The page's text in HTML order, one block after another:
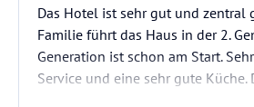
Das Hotel ist sehr gut und zentral
Familie führt das Haus in der 2.
Generation ist schon am Start.
Service und eine sehr gute Küche.